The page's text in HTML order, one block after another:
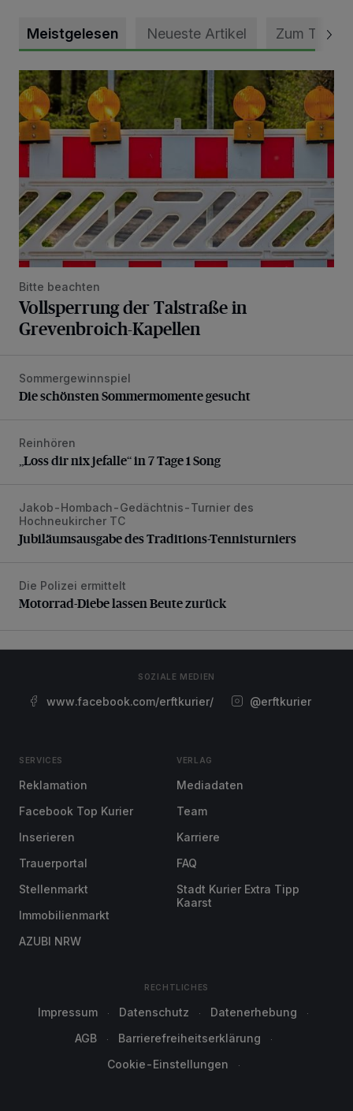
Meistgelesen Neueste Artikel Zum Thema
Vollsperrung der Talstraße in Grevenbroich-Kapellen
Bitte beachten
Vollsperrung der Talstraße in
Grevenbroich-Kapellen
Die schönsten Sommermomente gesucht
Sommergewinnspiel
Die schönsten Sommermomente gesucht
„Loss dir nix jefalle“ in 7 Tage 1 Song
Reinhören
„Loss dir nix jefalle“ in 7 Tage 1 Song
Jubiläumsausgabe des Traditions-Tennisturniers
Jakob-Hombach-Gedächtnis-Turnier des
Hochneukircher TC
Jubiläumsausgabe des Traditions-Tennisturniers
Motorrad-Diebe lassen Beute zurück
Die Polizei ermittelt
Motorrad-Diebe lassen Beute zurück
SOZIALE MEDIEN
www.facebook.com/erftkurier/ @erftkurier
SERVICES
Reklamation
Facebook Top Kurier
Inserieren
Trauerportal
Stellenmarkt
Immobilienmarkt
AZUBI NRW
VERLAG
Mediadaten
Team
Karriere
FAQ
Stadt Kurier Extra Tipp
Kaarst
RECHTLICHES
Impressum Datenschutz
Datenerhebung
AGB
Barrierefreiheitserklärung
Cookie-Einstellungen